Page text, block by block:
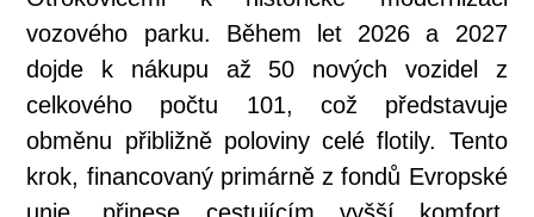
vozového parku. Během let 2026 a 2027
dojde k nákupu až 50 nových vozidel z
celkového počtu 101, což představuje
obměnu přibližně poloviny celé flotily. Tento
krok, financovaný primárně z fondů Evropské
unie, přinese cestujícím vyšší komfort,